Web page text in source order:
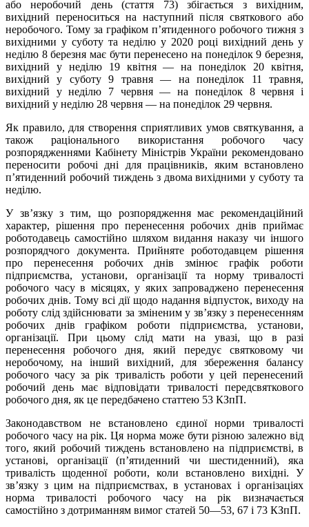
або неробочий день (стаття 73) збігається з вихідним,
вихідний переноситься на наступний після святкового або
неробочого. Тому за графіком п’ятиденного робочого тижня з
вихідними у суботу та неділю у 2020 році вихідний день у
неділю 8 березня має бути перенесено на понеділок 9 березня,
вихідний у неділю 19 квітня — на понеділок 20 квітня,
вихідний у суботу 9 травня — на понеділок 11 травня,
вихідний у неділю 7 червня — на понеділок 8 червня і
вихідний у неділю 28 червня — на понеділок 29 червня.
Як правило, для створення сприятливих умов святкування, а
також раціонального використання робочого часу
розпорядженнями Кабінету Міністрів України рекомендовано
переносити робочі дні для працівників, яким встановлено
п’ятиденний робочий тиждень з двома вихідними у суботу та
неділю.
У зв’язку з тим, що розпорядження має рекомендаційний
характер, рішення про перенесення робочих днів приймає
роботодавець самостійно шляхом видання наказу чи іншого
розпорядчого документа. Прийняте роботодавцем рішення
про перенесення робочих днів змінює графік роботи
підприємства, установи, організації та норму тривалості
робочого часу в місяцях, у яких запроваджено перенесення
робочих днів. Тому всі дії щодо надання відпусток, виходу на
роботу слід здійснювати за зміненим у зв’язку з перенесенням
робочих днів графіком роботи підприємства, установи,
організації. При цьому слід мати на увазі, що в разі
перенесення робочого дня, який передує святковому чи
неробочому, на інший вихідний, для збереження балансу
робочого часу за рік тривалість роботи у цей перенесений
робочий день має відповідати тривалості передсвяткового
робочого дня, як це передбачено статтею 53 КЗпП.
Законодавством не встановлено єдиної норми тривалості
робочого часу на рік. Ця норма може бути різною залежно від
того, який робочий тиждень встановлено на підприємстві, в
установі, організації (п’ятиденний чи шестиденний), яка
тривалість щоденної роботи, коли встановлено вихідні. У
зв’язку з цим на підприємствах, в установах і організаціях
норма тривалості робочого часу на рік визначається
самостійно з дотриманням вимог статей 50—53, 67 і 73 КЗпП.